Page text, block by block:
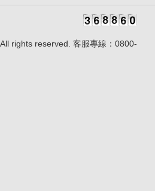
rights reserved. 客服專線：0800-